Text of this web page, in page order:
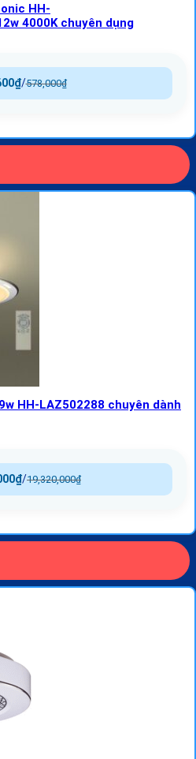
HH-
4000K chuyên dụng
578,000₫
/
₫
HH-LAZ502288 chuyên dành
19,320,000₫
/
₫